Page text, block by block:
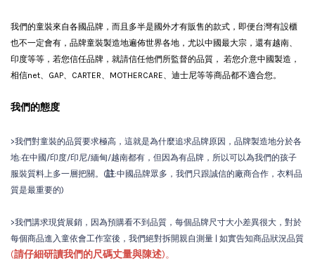
我們的童裝來自各國品牌，而且多半是國外才有販售的款式，即便台灣有設櫃
也不一定會有 ，品牌童裝製造地遍佈世界各地，尤以中國最大宗，還有越南、
印度等等，若您信任品牌，就請信任他們所監督的品質， 若您介意中國製造，
相信net、GAP、CARTER、MOTHERCARE、迪士尼等等商品都不適合您。
我們的態度
>我們對童裝的品質要求極高，這就是為什麼追求品牌原因，品牌製造地分於各
地:在中國/印度/印尼/緬甸/越南都有，但因為有品牌，所以可以為我們的孩子
服裝質料上多一層把關。(註:中國品牌眾多，我們只跟誠信的廠商合作，衣料品
質是最重要的)
>我們講求現貨展銷，因為預購看不到品質，每個品牌尺寸大小差異很大，對於
每個商品進入童依會工作室後，我們絕對拆開親自測量 | 如實告知商品狀況品質
(請仔細研讀我們的尺碼丈量與陳述)。